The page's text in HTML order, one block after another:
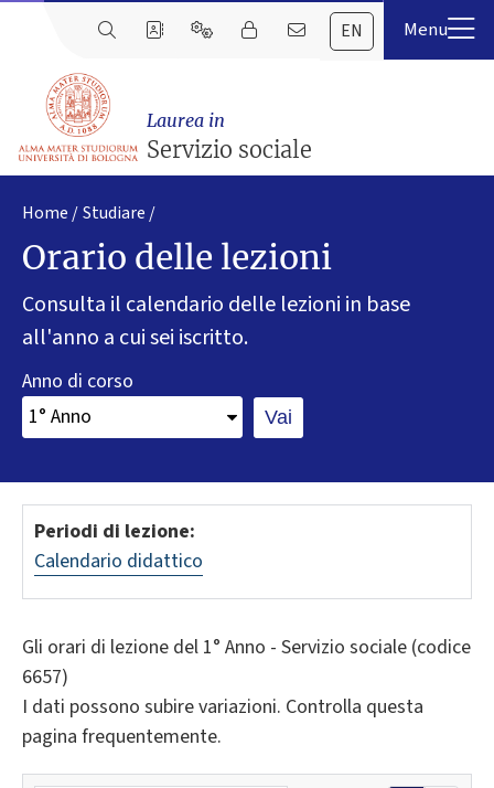
EN
Laurea in
Servizio sociale
Home Studiare
Orario delle lezioni
Consulta il calendario delle lezioni in base
all'anno a cui sei iscritto.
Anno di corso
Vai
Periodi di lezione:
Calendario didattico
Gli orari di lezione del 1° Anno - Servizio sociale (codice
6657)
I dati possono subire variazioni. Controlla questa
pagina frequentemente.